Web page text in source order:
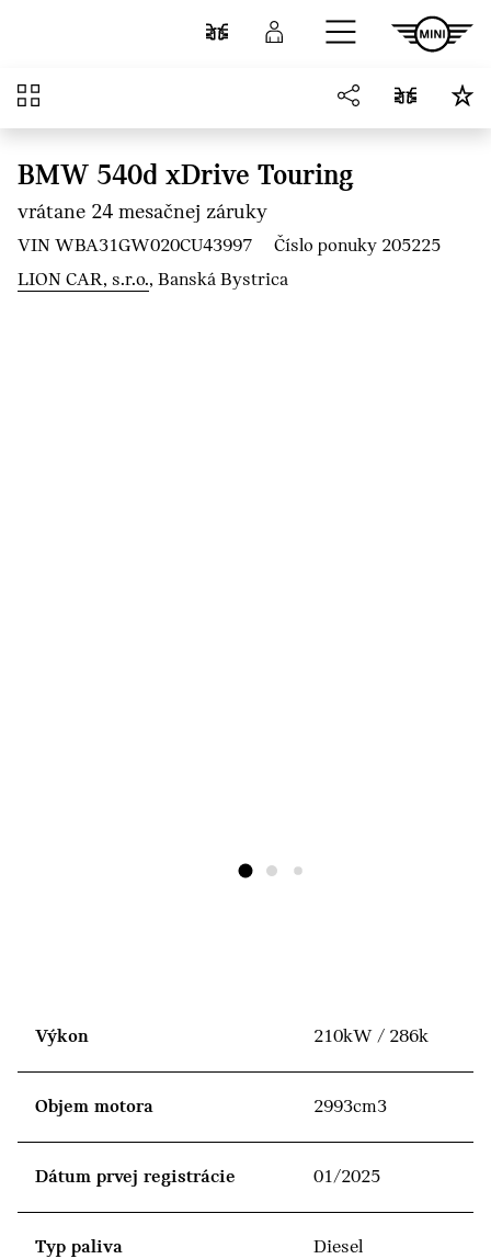
Porovnať Prihlásenie
Prehľad
BMW 540d xDrive Touring
vrátane 24 mesačnej záruky
VIN WBA31GW020CU43997
Číslo ponuky 205225
LION CAR, s.r.o., Banská Bystrica
Výkon 210kW / 286k
Objem motora 2993cm3
Dátum prvej registrácie 01/2025
Typ paliva Diesel